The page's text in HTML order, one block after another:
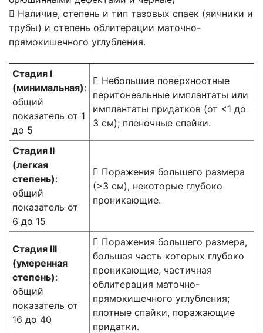
 Наличие, степень и тип тазовых спаек (яичники и
трубы) и степень облитерации маточно-
прямокишечного углубления.
Стадия I
(минимальная):
общий
показатель от 1
до 5
 Небольшие поверхностные
перитонеальные имплантаты или
имплантаты придатков (от <1 до
3 см); пленочные спайки.
Стадия II
(легкая
степень):
общий
показатель от
6 до 15
 Поражения большего размера
(>3 см), некоторые глубоко
проникающие.
Стадия III
(умеренная
степень):
общий
показатель от
16 до 40
 Поражения большего размера,
большая часть которых глубоко
проникающие, частичная
облитерация маточно-
прямокишечного углубления;
плотные спайки, поражающие
придатки.